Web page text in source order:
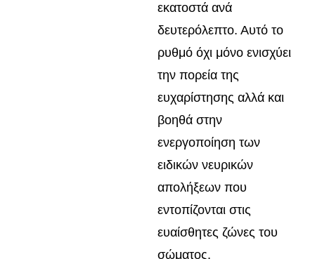
εκατοστά ανά
δευτερόλεπτο. Αυτό το
ρυθμό όχι μόνο ενισχύει
την πορεία της
ευχαρίστησης αλλά και
βοηθά στην
ενεργοποίηση των
ειδικών νευρικών
απολήξεων που
εντοπίζονται στις
ευαίσθητες ζώνες του
σώματος.